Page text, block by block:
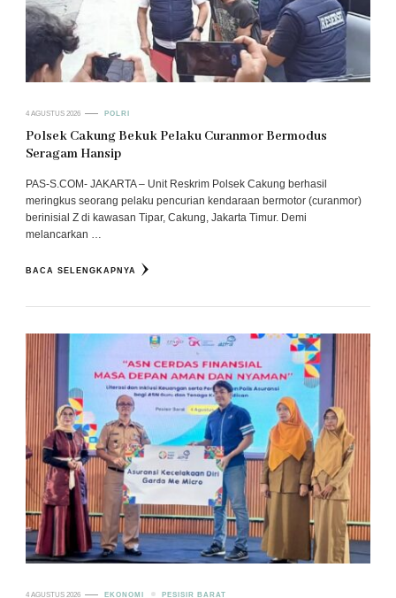
4 AGUSTUS 2026 POLRI
Polsek Cakung Bekuk Pelaku Curanmor Bermodus
Seragam Hansip
PAS-S.COM- JAKARTA – Unit Reskrim Polsek Cakung berhasil
meringkus seorang pelaku pencurian kendaraan bermotor (curanmor)
berinisial Z di kawasan Tipar, Cakung, Jakarta Timur. Demi
melancarkan …
BACA SELENGKAPNYA
4 AGUSTUS 2026 EKONOMI PESISIR BARAT